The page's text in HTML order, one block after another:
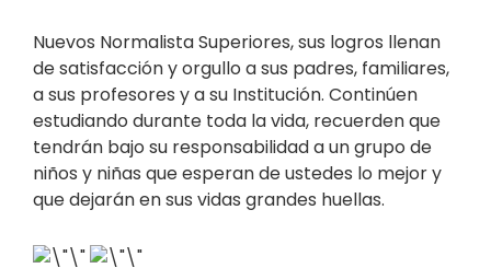
Nuevos Normalista Superiores, sus logros llenan
de satisfacción y orgullo a sus padres, familiares,
a sus profesores y a su Institución. Continúen
estudiando durante toda la vida, recuerden que
tendrán bajo su responsabilidad a un grupo de
niños y niñas que esperan de ustedes lo mejor y
que dejarán en sus vidas grandes huellas.